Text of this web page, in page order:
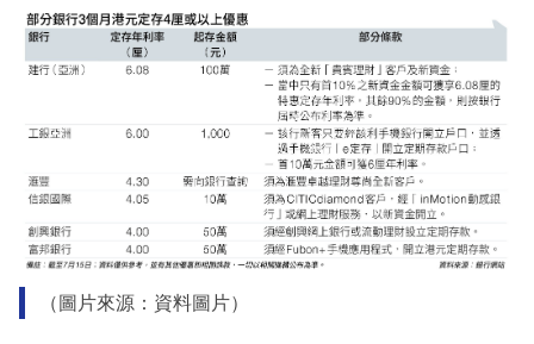
（圖片來源：資料圖片）